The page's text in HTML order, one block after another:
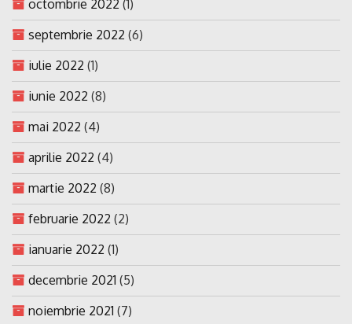
octombrie 2022 (1)
septembrie 2022 (6)
iulie 2022 (1)
iunie 2022 (8)
mai 2022 (4)
aprilie 2022 (4)
martie 2022 (8)
februarie 2022 (2)
ianuarie 2022 (1)
decembrie 2021 (5)
noiembrie 2021 (7)